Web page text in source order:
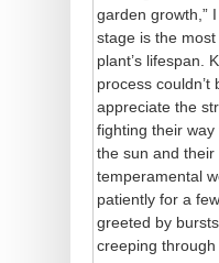
garden growth,”
stage is the
plant’s lifespan.
process
appreciate the
fighting their
the sun and their
temperamental
patiently for a
greeted by
creeping through